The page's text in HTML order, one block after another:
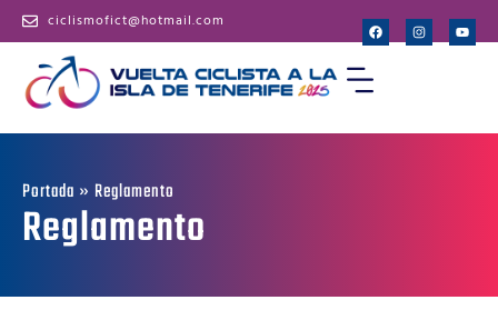
ciclismofict@hotmail.com
Portada » Reglamento
Reglamento